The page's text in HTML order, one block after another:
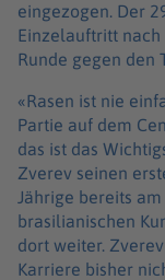
eingezogen. Der
Einzelauftritt nach
Runde gegen den
«Rasen ist nie
Partie auf dem
das ist das
Zverev seinen
Jährige bereits
brasilianischen
dort weiter.
Karriere bisher